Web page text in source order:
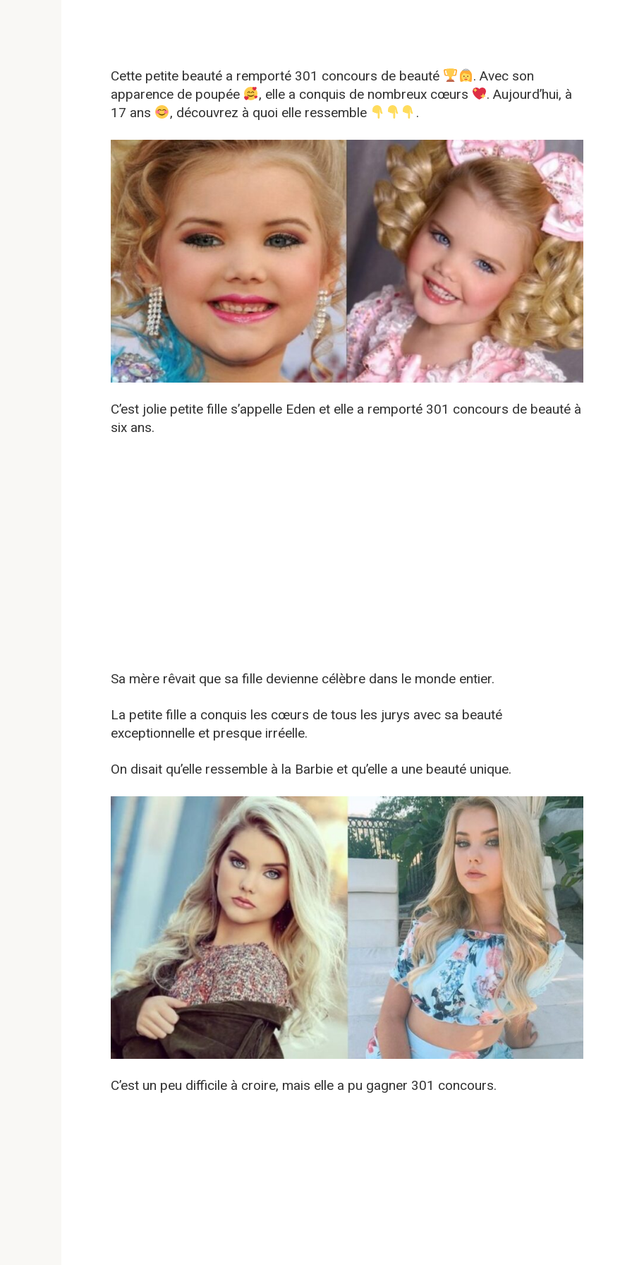
Cette petite beauté a remporté 301 concours de beauté
. Avec son
apparence de poupée
, elle a conquis de nombreux cœurs
. Aujourd’hui, à
17 ans
, découvrez à quoi elle ressemble .
C’est jolie petite fille s’appelle Eden et elle a remporté 301 concours de beauté à
six ans.
Sa mère rêvait que sa fille devienne célèbre dans le monde entier.
La petite fille a conquis les cœurs de tous les jurys avec sa beauté
exceptionnelle et presque irréelle.
On disait qu’elle ressemble à la Barbie et qu’elle a une beauté unique.
C’est un peu difficile à croire, mais elle a pu gagner 301 concours.